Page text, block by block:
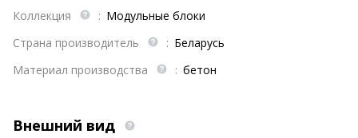
Коллекция
: Модульные блоки
Страна производитель
: Беларусь
Материал производства
: бетон
Внешний вид